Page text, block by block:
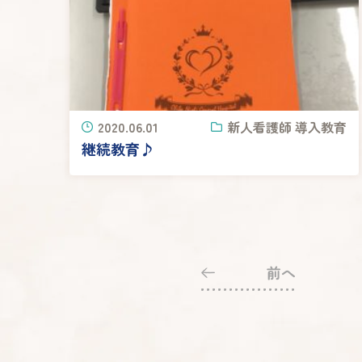
2020.06.01 新人看護師 導入教育
継続教育♪
前へ